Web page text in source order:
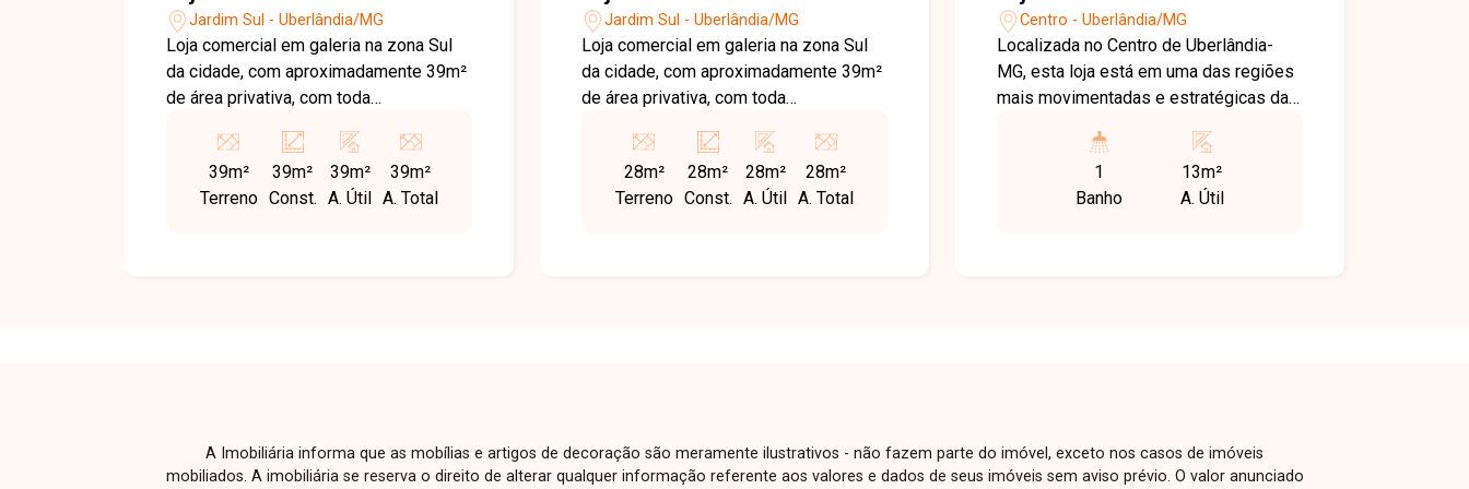
Jardim Karaíba Av. Dr. Laerte Vieira
Gonçalves, 607 ? Santa Mônica
Jardim Sul - Uberlândia/MG
Loja comercial em galeria na zona Sul
da cidade, com aproximadamente 39m²
de área privativa, com toda
portaria, banheiros, copa,
estacionamento, 03 elevadores, vista
panorama e escadas amplas.
39m²
Terreno
39m²
Const.
39m²
A. Útil
39m²
A. Total
Jardim Sul - Uberlândia/MG
Loja comercial em galeria na zona Sul
da cidade, com aproximadamente 39m²
de área privativa, com toda
portaria, banheiros, copa,
estacionamento, 03 elevadores, vista
panorama e escadas amplas.
28m²
Terreno
28m²
Const.
28m²
A. Útil
28m²
A. Total
Centro - Uberlândia/MG
Localizada no Centro de Uberlândia-
MG, esta loja está em uma das regiões
mais movimentadas e estratégicas da
ampla oferta de comércios e serviços
ao redor, ideal para quem busca
visibilidade e praticidade para o seu
no coração da cidade, entre em contato
1
Banho
13m²
A. Útil
A Imobiliária informa que as mobílias e artigos de decoração são meramente ilustrativos - não fazem parte do imóvel, exceto nos casos de imóveis
mobiliados. A imobiliária se reserva o direito de alterar qualquer informação referente aos valores e dados de seus imóveis sem aviso prévio. O valor anunciado